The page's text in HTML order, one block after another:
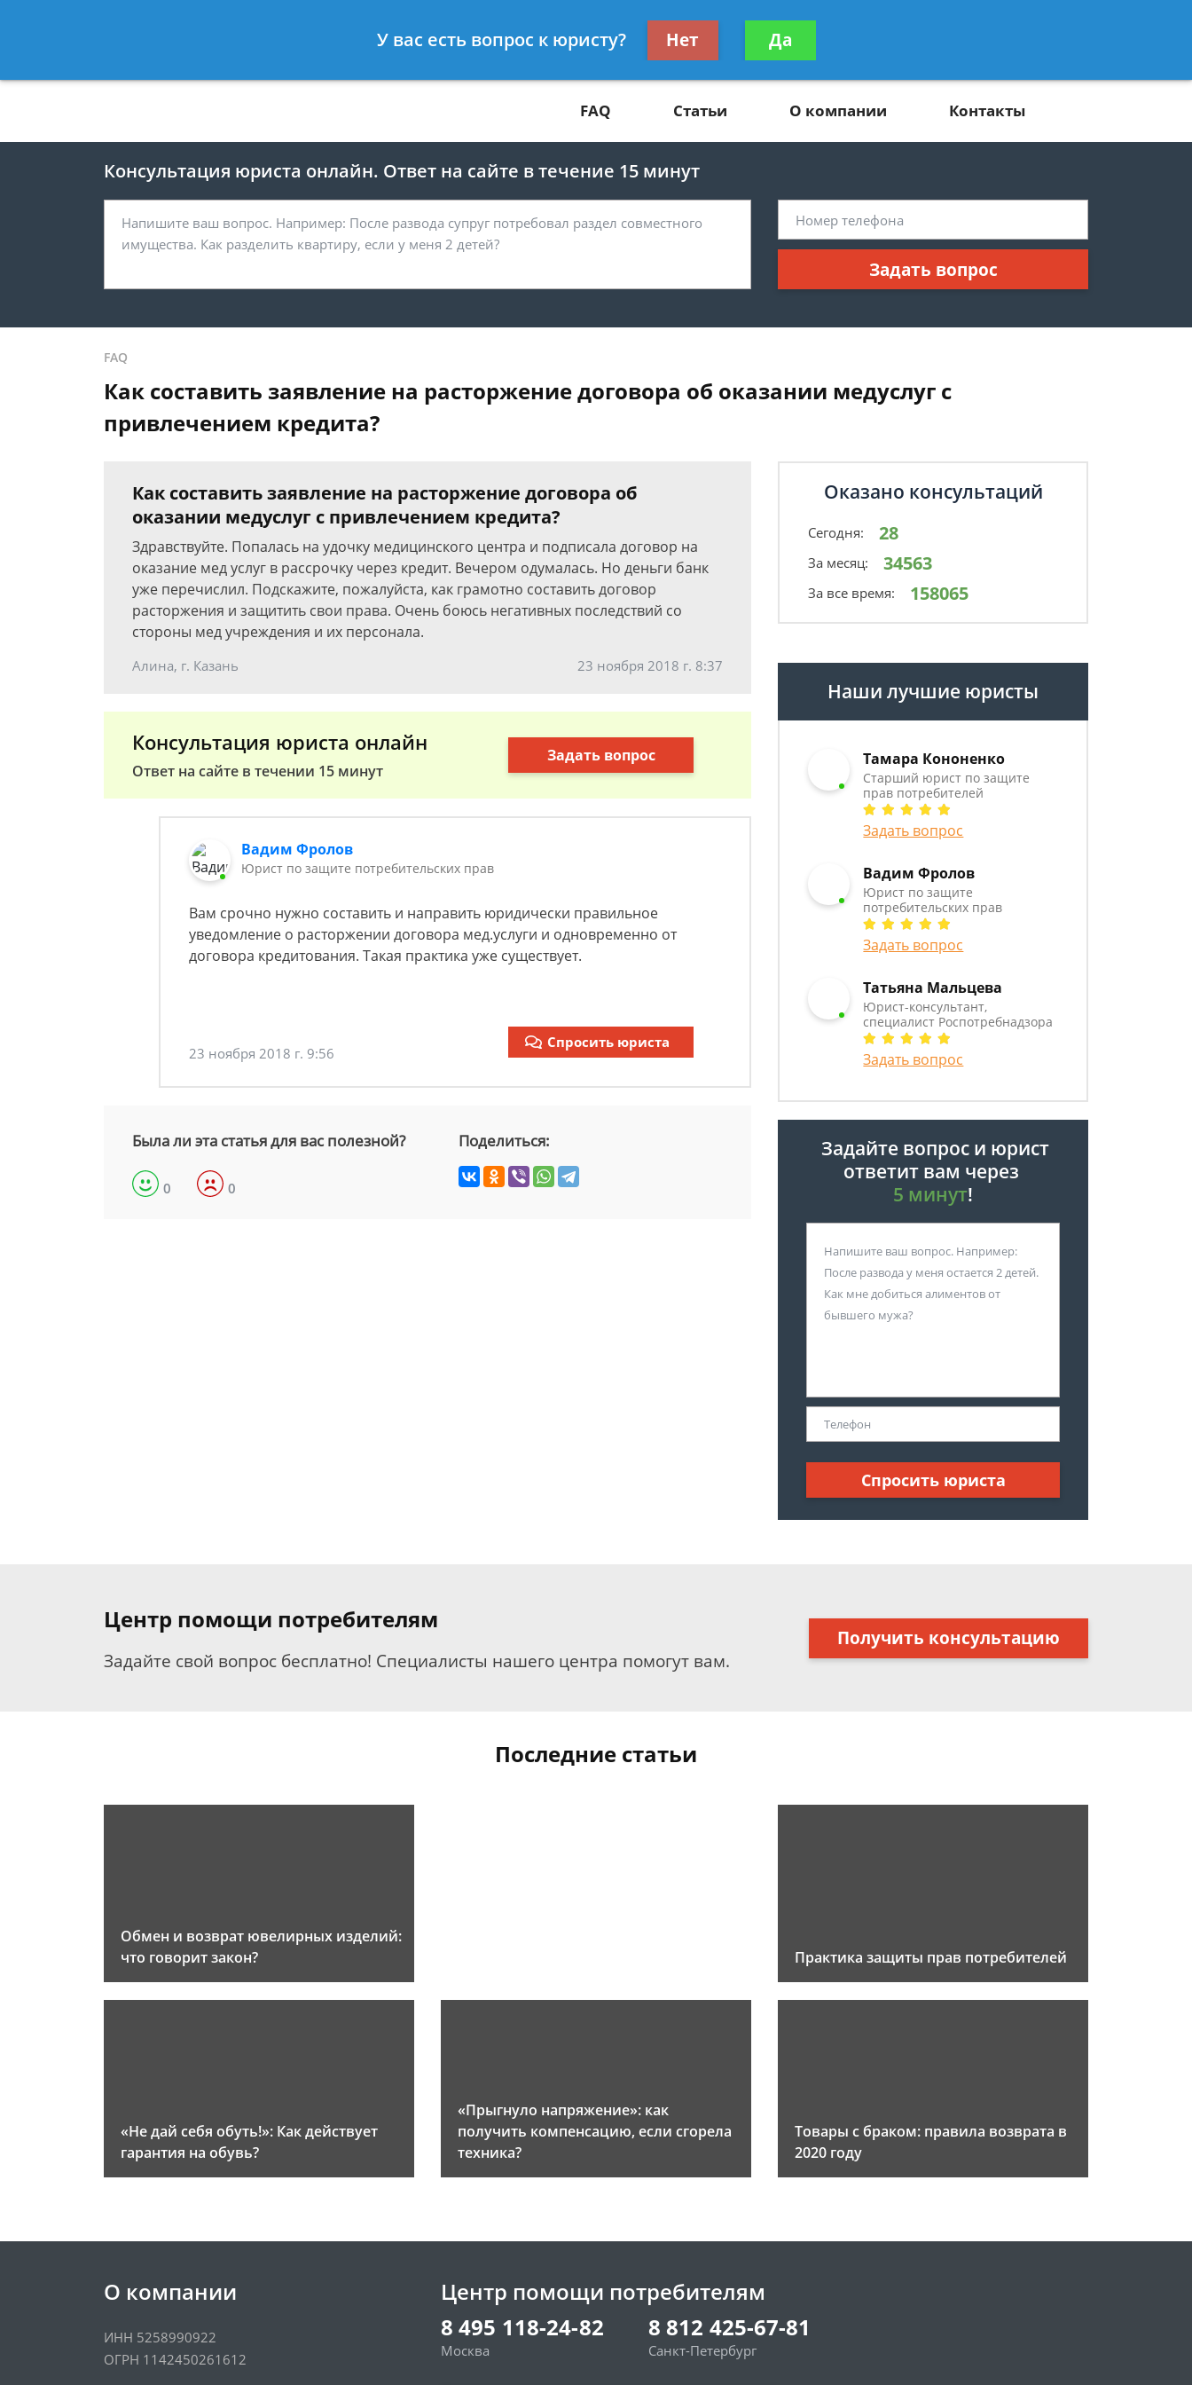
8 812 425-67-81
Получите консультацию
бесплатно
FAQ Статьи О компании Контакты
Консультация юриста онлайн. Ответ на сайте в течение 15 минут
Задать вопрос
FAQ
Как составить заявление на расторжение договора об оказании медуслуг с
привлечением кредита?
Как составить заявление на расторжение договора об
оказании медуслуг с привлечением кредита?
Здравствуйте. Попалась на удочку медицинского центра и подписала договор на
оказание мед услуг в рассрочку через кредит. Вечером одумалась. Но деньги банк
уже перечислил. Подскажите, пожалуйста, как грамотно составить договор
расторжения и защитить свои права. Очень боюсь негативных последствий со
стороны мед учреждения и их персонала.
Алина, г. Казань 23 ноября 2018 г. 8:37
Консультация юриста онлайн
Ответ на сайте в течении 15 минут
Задать вопрос
Вадим Фролов
Юрист по защите потребительских прав
Вам срочно нужно составить и направить юридически правильное
уведомление о расторжении договора мед.услуги и одновременно от
договора кредитования. Такая практика уже существует.
23 ноября 2018 г. 9:56
Спросить юриста
Была ли эта статья для вас полезной?
0 0
Поделиться:
Оказано консультаций
Сегодня: 28
За месяц: 34563
За все время: 158065
Наши лучшие юристы
Тамара Кононенко
Старший юрист по защите
прав потребителей
Задать вопрос
Вадим Фролов
Юрист по защите
потребительских прав
Задать вопрос
Татьяна Мальцева
Юрист-консультант,
специалист Роспотребнадзора
Задать вопрос
Задайте вопрос и юрист
ответит вам через
5 минут!
Спросить юриста
Центр помощи потребителям
Задайте свой вопрос бесплатно! Специалисты нашего центра помогут вам.
Получить консультацию
Последние статьи
Обмен и возврат ювелирных изделий:
что говорит закон?
Практика защиты прав потребителей
«Не дай себя обуть!»: Как действует
гарантия на обувь?
«Прыгнуло напряжение»: как
получить компенсацию, если сгорела
техника?
Товары с браком: правила возврата в
2020 году
О компании
ИНН 5258990922
ОГРН 1142450261612
Центр помощи потребителям
8 495 118-24-82
Москва
8 812 425-67-81
Санкт-Петербург
У вас есть вопрос к юристу? Нет Да